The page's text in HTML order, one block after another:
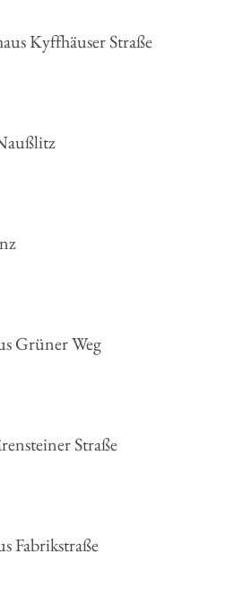
Kyffhäuser Straße
Grüner Weg
Straße
Fabrikstraße